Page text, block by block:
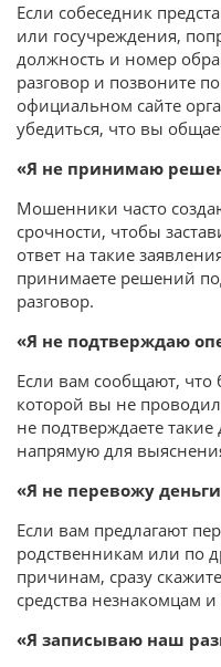
Если собеседник
или госучреждения,
должность и номер
разговор и позвоните
официальном сайте
убедиться, что вы
«Я не принимаю
Мошенники часто
срочности, чтобы
ответ на такие
принимаете решений
разговор.
«Я не подтверждаю
Если вам сообщают,
которой вы не
не подтверждаете
напрямую для
«Я не перевожу
Если вам предлагают
родственникам или по
причинам, сразу
средства незнакомцам
«Я записываю наш